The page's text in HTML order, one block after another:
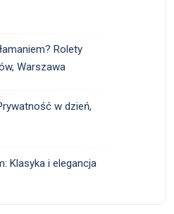
Rolety
Warszawa
w dzień,
Klasyka i elegancja